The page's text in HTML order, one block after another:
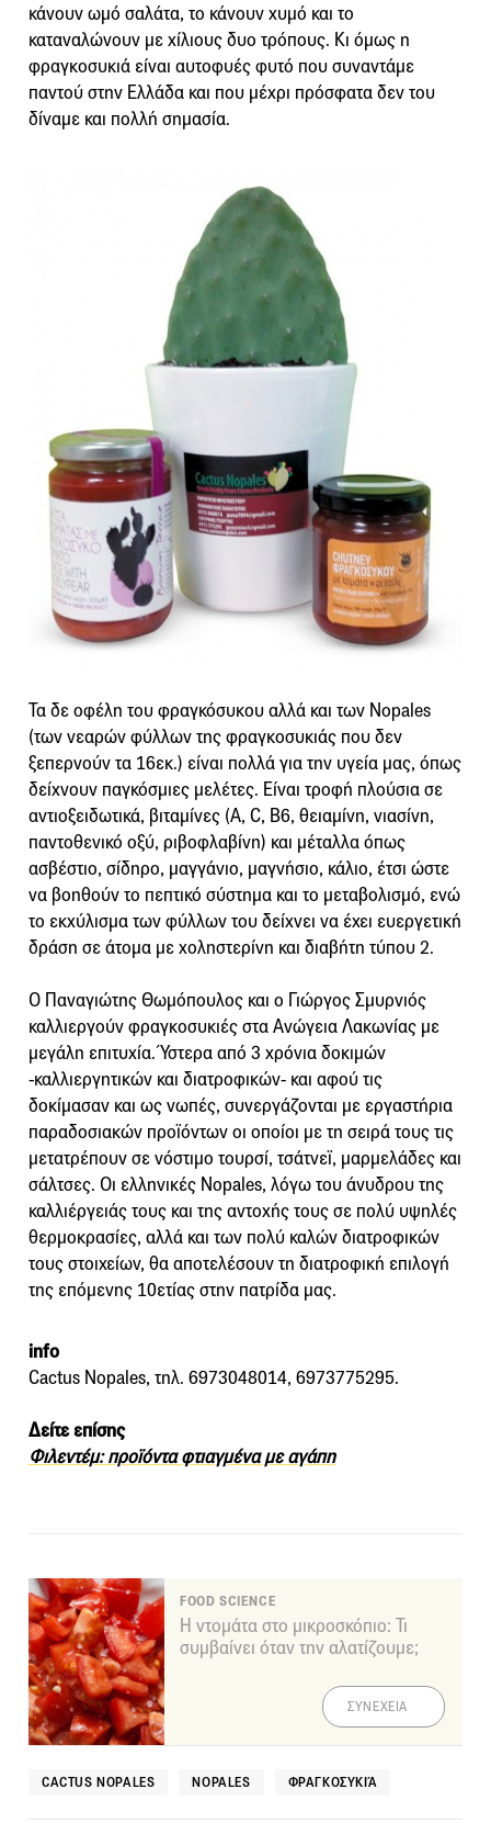
κάνουν ωμό σαλάτα, το κάνουν χυμό και το
καταναλώνουν με χίλιους δυο τρόπους. Κι όμως η
φραγκοσυκιά είναι αυτοφυές φυτό που συναντάμε
παντού στην Ελλάδα και που μέχρι πρόσφατα δεν του
δίναμε και πολλή σημασία.
Τα δε οφέλη του φραγκόσυκου αλλά και των Nopales
(των νεαρών φύλλων της φραγκοσυκιάς που δεν
ξεπερνούν τα 16εκ.) είναι πολλά για την υγεία μας, όπως
δείχνουν παγκόσμιες μελέτες. Είναι τροφή πλούσια σε
αντιοξειδωτικά, βιταμίνες (Α, C, Β6, θειαμίνη, νιασίνη,
παντοθενικό οξύ, ριβοφλαβίνη) και μέταλλα όπως
ασβέστιο, σίδηρο, μαγγάνιο, μαγνήσιο, κάλιο, έτσι ώστε
να βοηθούν το πεπτικό σύστημα και το μεταβολισμό, ενώ
το εκχύλισμα των φύλλων του δείχνει να έχει ευεργετική
δράση σε άτομα με χοληστερίνη και διαβήτη τύπου 2.
Ο Παναγιώτης Θωμόπουλος και ο Γιώργος Σμυρνιός
καλλιεργούν φραγκοσυκιές στα Ανώγεια Λακωνίας με
μεγάλη επιτυχία. Ύστερα από 3 χρόνια δοκιμών
-καλλιεργητικών και διατροφικών- και αφού τις
δοκίμασαν και ως νωπές, συνεργάζονται με εργαστήρια
παραδοσιακών προϊόντων οι οποίοι με τη σειρά τους τις
μετατρέπουν σε νόστιμο τουρσί, τσάτνεϊ, μαρμελάδες και
σάλτσες. Οι ελληνικές Nopales, λόγω του άνυδρου της
καλλιέργειάς τους και της αντοχής τους σε πολύ υψηλές
θερμοκρασίες, αλλά και των πολύ καλών διατροφικών
τους στοιχείων, θα αποτελέσουν τη διατροφική επιλογή
της επόμενης 10ετίας στην πατρίδα μας.
info
Cactus Nopales, τηλ. 6973048014, 6973775295.
Δείτε επίσης
Φιλεντέμ: προϊόντα φτιαγμένα με αγάπη
FOOD SCIENCE
Η ντομάτα στο μικροσκόπιο: Τι
συμβαίνει όταν την αλατίζουμε;
ΣΥΝΕΧΕΙΑ
CACTUS NOPALES NOPALES ΦΡΑΓΚΟΣΥΚΙΆ